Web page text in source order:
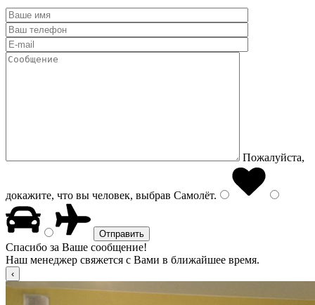
Пожалуйста,
докажите, что вы человек, выбрав Самолёт.
Спасибо за Ваше сообщение!
Наш менеджер свяжется с Вами в ближайшее время.